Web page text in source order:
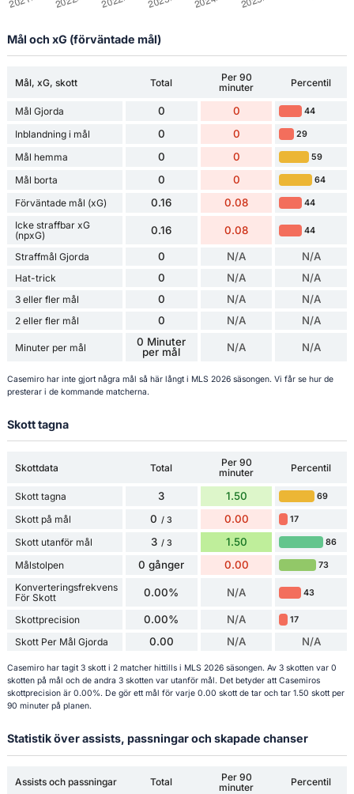
Mål och xG (förväntade mål)
Mål, xG, skott Total
Per 90
minuter
Percentil
Mål Gjorda 0 0 44
Inblandning i mål 0 0 29
Mål hemma 0 0 59
Mål borta 0 0 64
Förväntade mål (xG) 0.16 0.08 44
Icke straffbar xG
(npxG)
0.16 0.08 44
Straffmål Gjorda 0 N/A N/A
Hat-trick 0 N/A N/A
3 eller fler mål 0 N/A N/A
2 eller fler mål 0 N/A N/A
Minuter per mål
0 Minuter
per mål
N/A N/A
Casemiro har inte gjort några mål så här långt i MLS 2026 säsongen. Vi får se hur de
presterar i de kommande matcherna.
Skott tagna
Skottdata Total
Per 90
minuter
Percentil
Skott tagna 3 1.50 69
Skott på mål 0 / 3 0.00 17
Skott utanför mål 3 / 3 1.50 86
Målstolpen 0 gånger 0.00 73
Konverteringsfrekvens
För Skott
0.00% N/A 43
Skottprecision 0.00% N/A 17
Skott Per Mål Gjorda 0.00 N/A N/A
Casemiro har tagit 3 skott i 2 matcher hittills i MLS 2026 säsongen. Av 3 skotten var 0
skotten på mål och de andra 3 skotten var utanför mål. Det betyder att Casemiros
skottprecision är 0.00%. De gör ett mål för varje 0.00 skott de tar och tar 1.50 skott per
90 minuter på planen.
Statistik över assists, passningar och skapade chanser
Assists och passningar Total
Per 90
minuter
Percentil